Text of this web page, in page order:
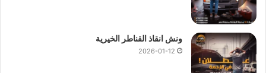
ونش انقاذ القناطر الخيرية
2026-01-12